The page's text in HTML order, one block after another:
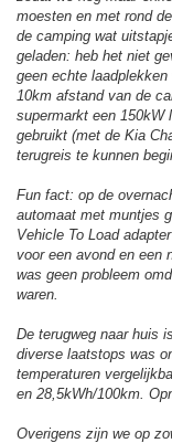
moesten en met rond
de camping wat
geladen: heb het niet
geen echte
10km afstand van de
supermarkt een 150kW
gebruikt (met de Kia
terugreis te kunnen
Fun fact: op de
automaat met muntjes
Vehicle To Load
voor een avond en een
was geen probleem
waren.
De terugweg naar huis
diverse laatstops was
temperaturen
en 28,5kWh/100km.
Overigens zijn we op